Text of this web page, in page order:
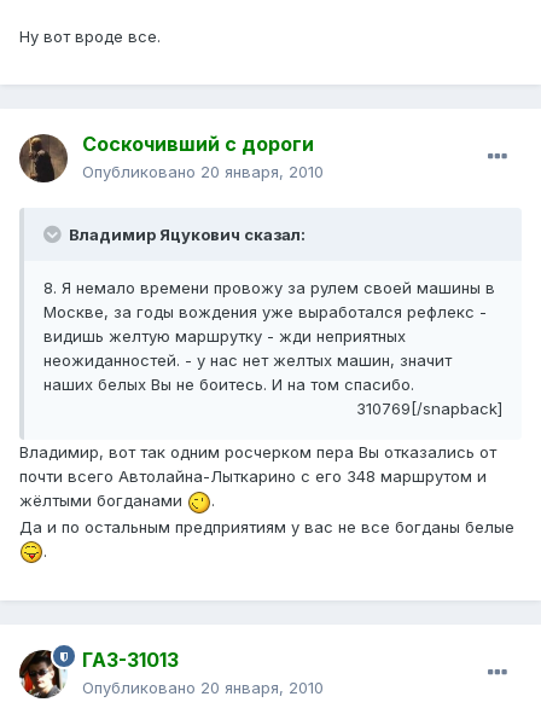
Ну вот вроде все.
Соскочивший с дороги
Опубликовано 20 января, 2010
Владимир Яцукович сказал:
8. Я немало времени провожу за рулем своей машины в
Москве, за годы вождения уже выработался рефлекс -
видишь желтую маршрутку - жди неприятных
неожиданностей. - у нас нет желтых машин, значит
наших белых Вы не боитесь. И на том спасибо.
310769[/snapback]
Владимир, вот так одним росчерком пера Вы отказались от
почти всего Автолайна-Лыткарино с его 348 маршрутом и
жёлтыми богданами
.
Да и по остальным предприятиям у вас не все богданы белые
.
ГАЗ-31013
Опубликовано 20 января, 2010